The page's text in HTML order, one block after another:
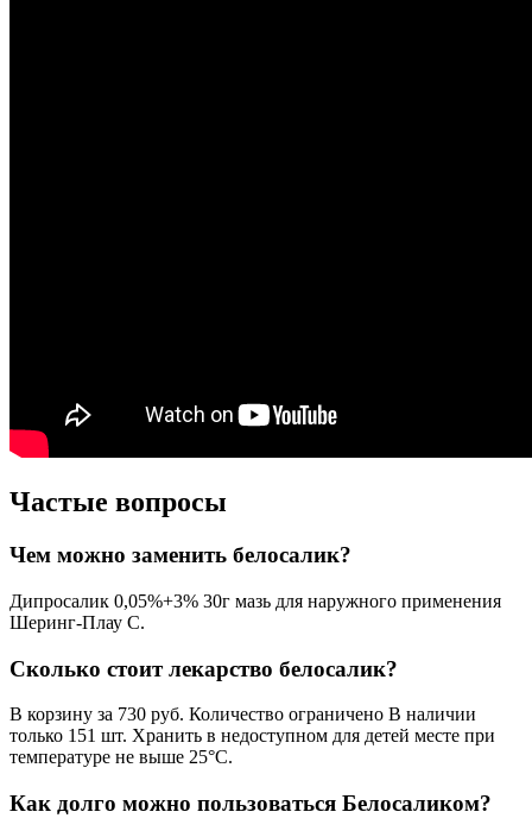
Частые вопросы
Чем можно заменить белосалик?
Дипросалик 0,05%+3% 30г мазь для наружного применения
Шеринг-Плау С.
Сколько стоит лекарство белосалик?
В корзину за 730 руб. Количество ограничено В наличии
только 151 шт. Хранить в недоступном для детей месте при
температуре не выше 25°С.
Как долго можно пользоваться Белосаликом?